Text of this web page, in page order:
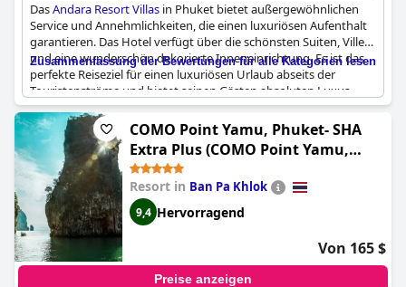
DasAndara Resort Villas in Phuket bietet außergewöhnlichen
Service und Annehmlichkeiten, die einen luxuriösen Aufenthalt
garantieren. Das Hotel verfügt über die schönsten Suiten, Villen
und eine wunderschön dekorierte Inneneinrichtung. Es ist das
perfekte Reiseziel für einen luxuriösen Urlaub abseits der
Touristenströme und bietet seinen Gästen absoluten Luxus.
Obwohl es etwas teuer ist, rechtfertigt die Qualität des Hotels
die Kosten. Insbesondere die Villa ist als 6-Sterne-Anlage zu
betrachten.Andara Resort Villasist das Beste vom Besten in
Sachen Luxus für ein 5-Sterne-Haus mit einer fantastischen und
unglaublichen Erfahrung. Das Hotel bietet elegante und
luxuriöse Einrichtungen und die Zimmer und Villen sind
makellos sauber und gut gestaltet. Unsere Gäste bewerteten
ihren Aufenthalt als шикарные (luxuriös), מפנקים (verwöhnt)
und وايد كشخه ورياقي (sehr extravagant und edel). Alles in allem
ist dieses Hotel ein perfekter luxuriöser Ort für alle, die das
Beste, was Phuket zu bieten hat, erleben möchten.
Zusammenfassung der Bewertungen für alle Kategorien lesen
COMO Point Yamu, Phuket- SHA
Extra Plus (COMO Point Yamu,
Phuket)
Resort in Ban Pa Khlok
9,4 Hervorragend
Von 165 $
Preise anzeigen